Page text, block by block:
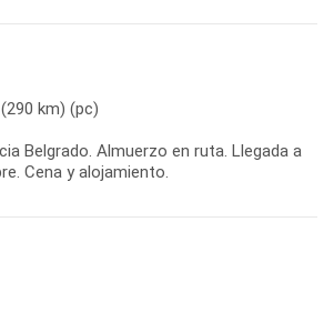
km) (pc)
Belgrado. Almuerzo en ruta. Llegada a